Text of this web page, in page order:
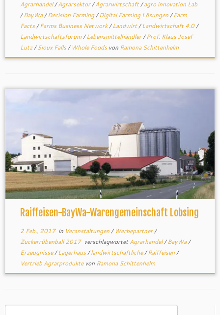
Agrarhandel/Agrarsektor/Agrarwirtschaft/agro innovation Lab
/BayWa/Decision Farming/Digital Farming Lösungen/Farm
Facts/Farms Business Network/Landwirt/Landwirtschaft 4.0/
Landwirtschaftsforum/Lebensmittelhändler/Prof. Klaus Josef
Lutz/Sioux Falls/ Whole Foods von Ramona Schittenhelm
Raiffeisen-BayWa-Warengemeinschaft Lobsing
2 Feb., 2017in Veranstaltungen/ Werbepartner/
Zuckerrübenball 2017 verschlagwortetAgrarhandel/BayWa/
Erzeugnisse/Lagerhaus/landwirtschaftliche/Raiffeisen/
Vertrieb Agrarprodukte von Ramona Schittenhelm